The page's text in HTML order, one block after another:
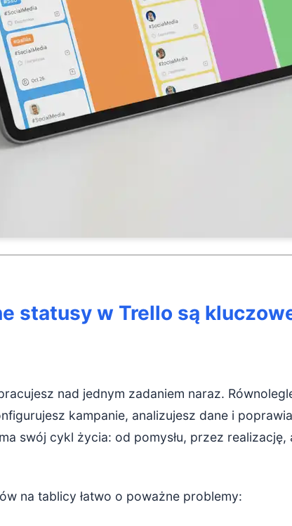
statusy w Trello są
nad jednym zadaniem naraz.
kampanie, analizujesz dane i
swój cykl życia: od pomysłu, przez
na tablicy łatwo o poważne problemy: